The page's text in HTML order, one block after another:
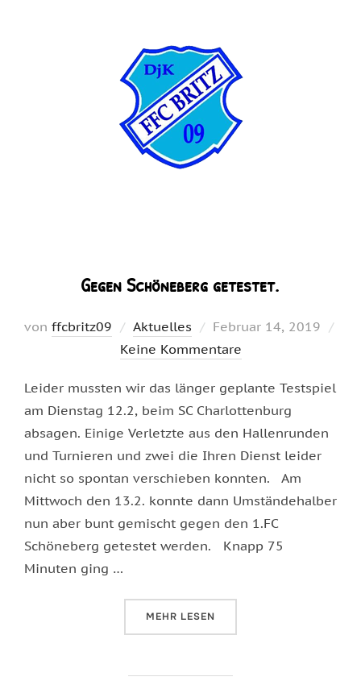
Gegen Schöneberg getestet.
von ffcbritz09 Aktuelles
Veröffentlicht
am
Februar 14, 2019
Keine Kommentare
Leider mussten wir das länger geplante Testspiel
am Dienstag 12.2, beim SC Charlottenburg
absagen. Einige Verletzte aus den Hallenrunden
und Turnieren und zwei die Ihren Dienst leider
nicht so spontan verschieben konnten. Am
Mittwoch den 13.2. konnte dann Umständehalber
nun aber bunt gemischt gegen den 1.FC
Schöneberg getestet werden. Knapp 75
Minuten ging …
MEHR ÜBER „GEGEN SCHÖNEBERG
LESEN